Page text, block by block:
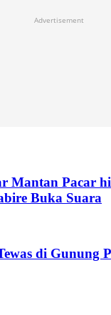
Advertisement
Mantan Pacar
Buka Suara
di Gunung